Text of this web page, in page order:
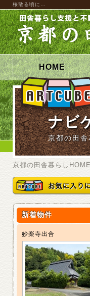
桜散る頃に…
HOME
ナビ
京都の田
京都の田舎暮らしHOME
新着物件
妙楽寺出合